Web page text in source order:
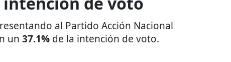
al Partido Acción Nacional
un 37.1% de la intención de voto.